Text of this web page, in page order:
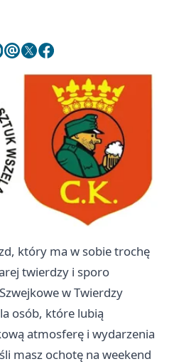
który ma w sobie trochę
twierdzy i sporo
w Twierdzy
osób, które lubią
atmosferę i wydarzenia
masz ochotę na weekend